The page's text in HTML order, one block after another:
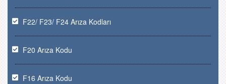
F22/ F23/ F24 Arıza Kodları
F20 Arıza Kodu
F16 Arıza Kodu